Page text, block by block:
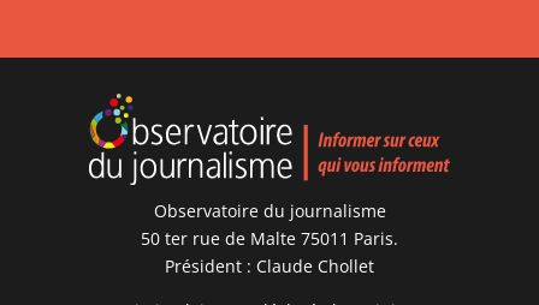
Observatoire du journalisme
50 ter rue de Malte 75011 Paris.
Président : Claude Chollet